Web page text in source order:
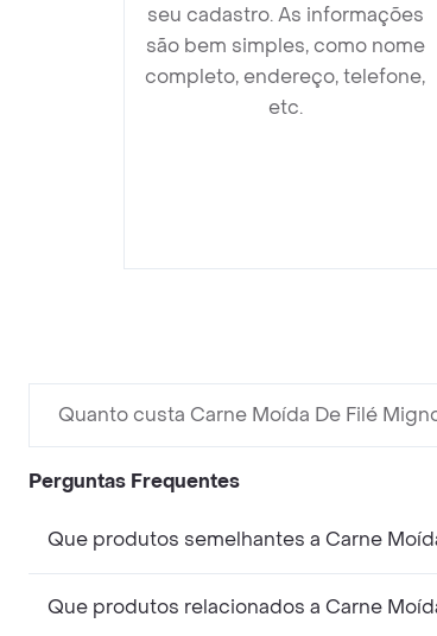
seu cadastro. As informações
são bem simples, como nome
completo, endereço, telefone,
etc.
Quanto custa Carne Moída De Filé
Perguntas Frequentes
Que produtos semelhantes a Carne
Que produtos relacionados a Carne